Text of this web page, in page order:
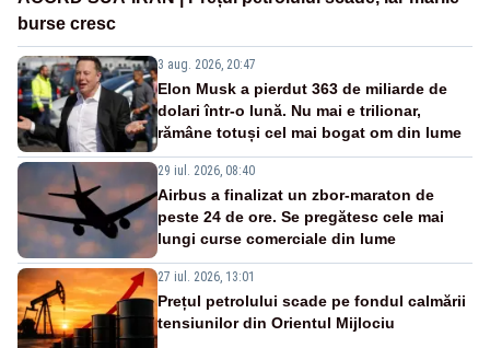
burse cresc
3 aug. 2026, 20:47
Elon Musk a pierdut 363 de miliarde de
dolari într-o lună. Nu mai e trilionar,
rămâne totuși cel mai bogat om din lume
29 iul. 2026, 08:40
Airbus a finalizat un zbor-maraton de
peste 24 de ore. Se pregătesc cele mai
lungi curse comerciale din lume
27 iul. 2026, 13:01
Prețul petrolului scade pe fondul calmării
tensiunilor din Orientul Mijlociu